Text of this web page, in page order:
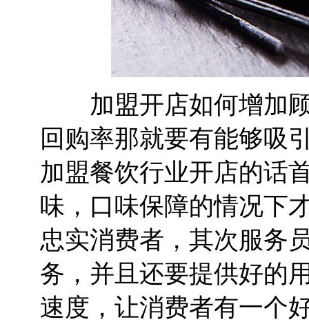
加盟开店如何增加顾
回购率那就要有能够吸
加盟餐饮行业开店的话
味，口味保障的情况下
忠实消费者，其次服务
务，并且还要提供好的
速度，让消费者有一个